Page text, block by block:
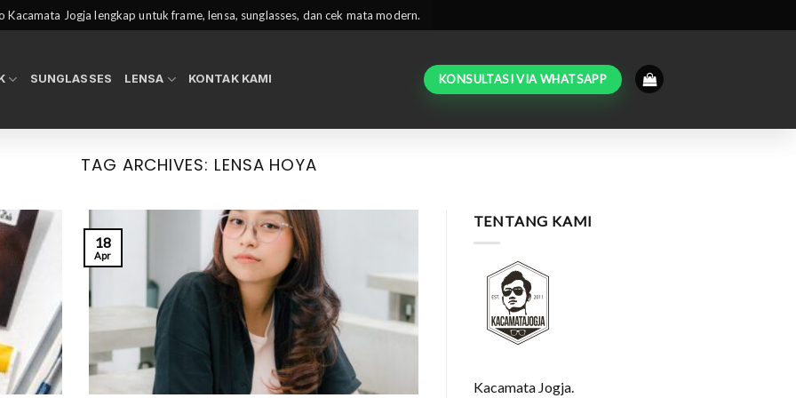
Kacamata Jogja lengkap untuk frame, lensa, sunglasses, dan cek mata modern.
SUNGLASSES LENSA KONTAK KAMI KONSULTASI VIA WHATSAPP
TAG ARCHIVES: LENSA HOYA
18
Apr
TENTANG KAMI
Kacamata Jogja.